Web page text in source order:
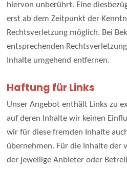
hiervon unberührt. Eine
erst ab dem Zeitpunkt der
Rechtsverletzung möglich. Bei
entsprechenden
Inhalte umgehend entfernen.
Haftung für Links
Unser Angebot enthält Links zu
auf deren Inhalte wir keinen
wir für diese fremden Inhalte
übernehmen. Für die Inhalte der
der jeweilige Anbieter oder